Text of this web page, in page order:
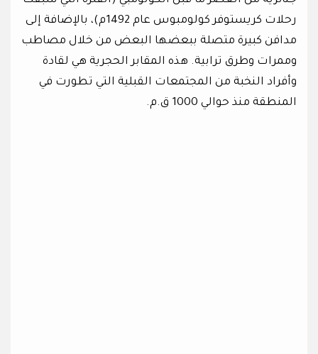
رحلات كريستوفر كولومبوس عام 1492م)، بالإضافة إلى
مدافن كبيرة متصلة ببعضها البعض من خلال مصاطب
وممرات وطرق ترابية. هذه المقابر الحجرية هي لقادة
وأفراد النخبة من المجتمعات القبلية التي تطورت في
المنطقة منذ حوالي 1000 ق.م.